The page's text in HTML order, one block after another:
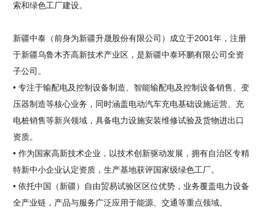
索和绿色工厂建设。
新疆中泰（前身为新疆升晟股份有限公司）成立于2001年，注册
于新疆乌鲁木齐高新技术产业区，是新疆中泰环鹏有限公司全资
子公司。
• 专注于输配电及控制设备制造、智能输配电及控制设备销售、变
压器制造等核心业务，同时涵盖电动汽车充电基础设施运营、充
电桩销售等新兴领域，具备电力设施安装维修试验及货物进出口
资质。
• 作为国家高新技术企业，以技术创新驱动发展，拥有自治区专精
特新中小企业认定资质，生产基地获评国家级绿色工厂。
• 依托中国（新疆）自由贸易试验区区位优势，业务覆盖电力设备
全产业链，产品与服务广泛应用于能源、交通等重点领域。